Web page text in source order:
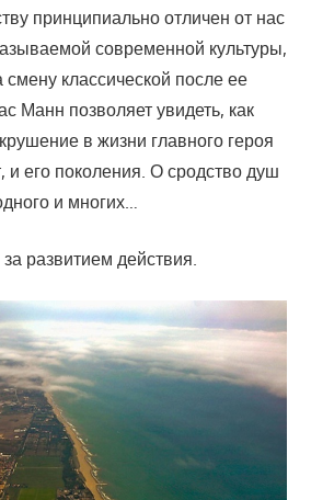
принципиально отличен от нас
современной культуры,
классической после ее
Манн позволяет увидеть, как
в жизни главного героя
и его поколения. О сродство душ
и многих…
развитием действия.